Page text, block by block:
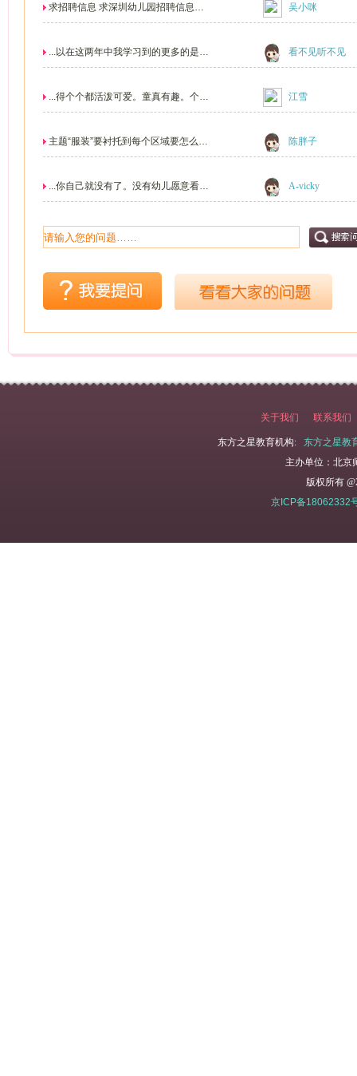
求招聘信息 求深圳幼儿园招聘信息， 吴小咪
...以在这两年中我学习到的更多的是关 看不见听不见
...得个个都活泼可爱。童真有趣。个个 江雪
主题“服装”要衬托到每个区域要怎么去 陈胖子
...你自己就没有了。没有幼儿愿意看别 A-vicky
关于我们 联系我们
东方之星教育机构:
东方之星教
主办单位：北京
版权所有
京ICP备18062332